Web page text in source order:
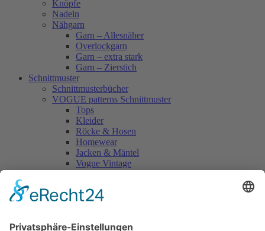
Knöpfe
Nadeln
Nähgarn
Garn – Allesnäher
Overlockgarn
Garn – extra stark
Garn – Zierstich
Schnittmuster
Schnittmusterbücher
VOGUE patterns Schnittmuster
Tops
Kleider
Röcke & Hosen
Homewear
Jacken & Mäntel
Vogue Vintage
Accessoires
Kleider